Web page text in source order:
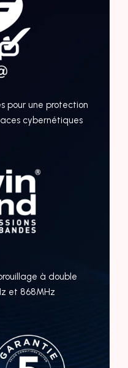
pour une protection
cybernétiques
à double
et 868MHz